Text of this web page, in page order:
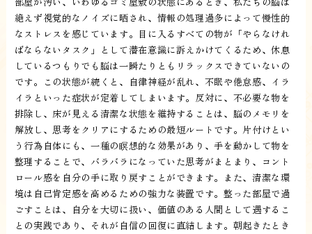
絶えず視覚的なノイズに晒され、情報の処理過多によって慢性的
なストレスを感じています。目に入るすべての物が「やらなけれ
ばならないタスク」として潜在意識に訴えかけてくるため、休息
しているつもりでも脳は一瞬たりともリラックスできていないの
です。この状態が続くと、自律神経が乱れ、不眠や倦怠感、イラ
イラといった症状が定着してしまいます。反対に、不必要な物を
排除し、床が見える清潔な状態を維持することは、脳のメモリを
解放し、思考をクリアにするための最短ルートです。片付けとい
う行為自体にも、一種の瞑想的な効果があり、手を動かして物を
整理することで、バラバラになっていた思考がまとまり、コント
ロール感を自分の手に取り戻すことができます。また、清潔な環
境は自己肯定感を高めるための強力な装置です。整った部屋で過
ごすことは、自分を大切に扱い、価値のある人間として遇するこ
との実践であり、それが自信の回復に直結します。朝起きたとき